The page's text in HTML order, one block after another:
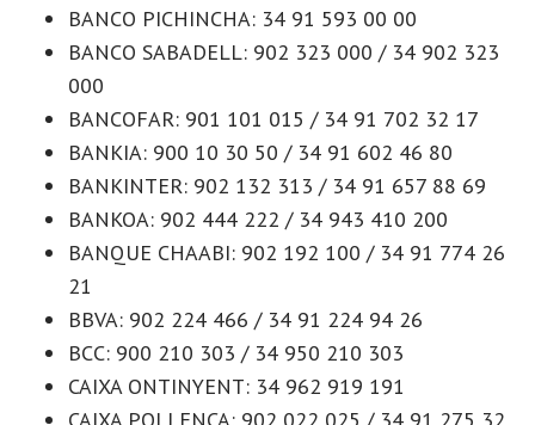
BANCO PICHINCHA: 34 91 593 00 00
BANCO SABADELL: 902 323 000 / 34 902 323
000
BANCOFAR: 901 101 015 / 34 91 702 32 17
BANKIA: 900 10 30 50 / 34 91 602 46 80
BANKINTER: 902 132 313 / 34 91 657 88 69
BANKOA: 902 444 222 / 34 943 410 200
BANQUE CHAABI: 902 192 100 / 34 91 774 26
21
BBVA: 902 224 466 / 34 91 224 94 26
BCC: 900 210 303 / 34 950 210 303
CAIXA ONTINYENT: 34 962 919 191
CAIXA POLLENÇA: 902 022 025 / 34 91 275 32